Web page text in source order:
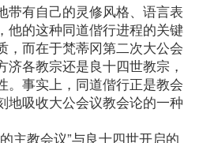
带有自己的灵修风格、语言表
他的这种同道偕行进程的关键
，而在于梵蒂冈第二次大公会
各教宗还是良十四世教宗，
。事实上，同道偕行正是教会
地吸收大公会议教会论的一种
主教会议”与良十四世开启的